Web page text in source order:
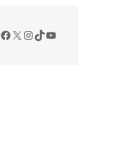
Facebook
X Instagram
TikTok
YouTube